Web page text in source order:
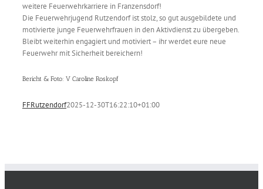
weitere Feuerwehrkarriere in Franzensdorf!
Die Feuerwehrjugend Rutzendorf ist stolz, so gut ausgebildete und
motivierte junge Feuerwehrfrauen in den Aktivdienst zu übergeben.
Bleibt weiterhin engagiert und motiviert – ihr werdet eure neue
Feuerwehr mit Sicherheit bereichern!
Bericht & Foto: V Caroline Roskopf
FFRutzendorf2025-12-30T16:22:10+01:00